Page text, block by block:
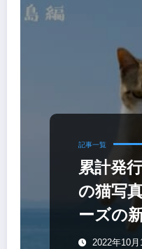
記事一覧
累計発
の猫写
ーズの
んこ島
2022年10月